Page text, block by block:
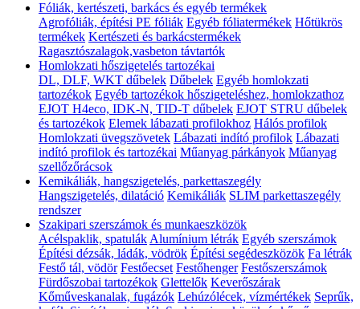
Fóliák, kertészeti, barkács és egyéb termékek
Agrofóliák, építési PE fóliák Egyéb fóliatermékek Hőtükrös
termékek Kertészeti és barkácstermékek
Ragasztószalagok,vasbeton távtartók
Homlokzati hőszigetelés tartozékai
DL, DLF, WKT dűbelek Dűbelek Egyéb homlokzati
tartozékok Egyéb tartozékok hőszigeteléshez, homlokzathoz
EJOT H4eco, IDK-N, TID-T dűbelek EJOT STRU dűbelek
és tartozékok Elemek lábazati profilokhoz Hálós profilok
Homlokzati üvegszövetek Lábazati indító profilok Lábazati
indító profilok és tartozékai Műanyag párkányok Műanyag
szellőzőrácsok
Kemikáliák, hangszigetelés, parkettaszegély
Hangszigetelés, dilatáció Kemikáliák SLIM parkettaszegély
rendszer
Szakipari szerszámok és munkaeszközök
Acélspaklik, spatulák Alumínium létrák Egyéb szerszámok
Építési dézsák, ládák, vödrök Építési segédeszközök Fa létrák
Festő tál, vödör Festőecset Festőhenger Festőszerszámok
Fürdőszobai tartozékok Glettelők Keverőszárak
Kőműveskanalak, fugázók Lehúzólécek, vízmértékek Seprűk,